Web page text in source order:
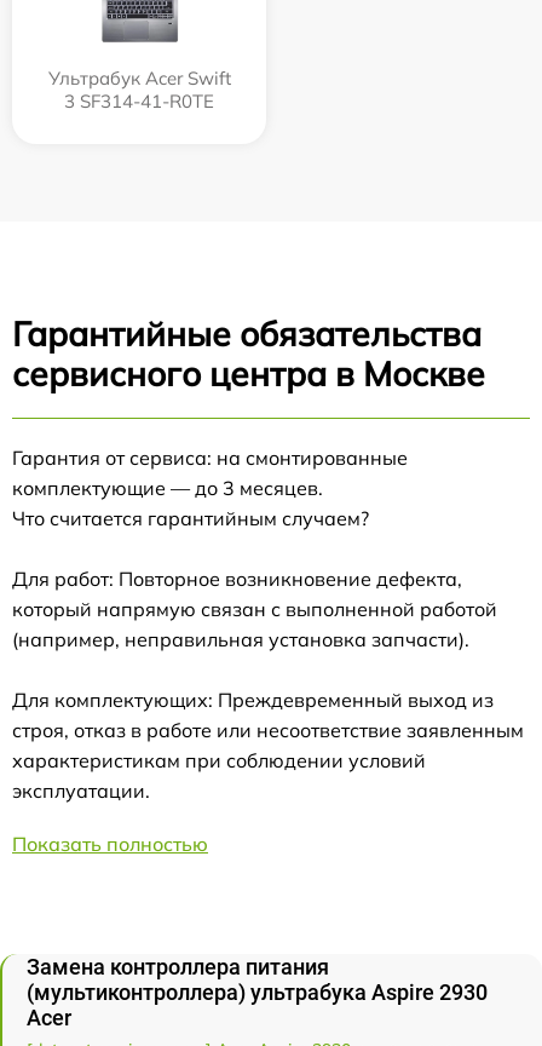
Ультрабук Acer Swift
3 SF314-41-R0TE
Гарантийные обязательства
сервисного центра в Москве
Гарантия от сервиса: на смонтированные
комплектующие — до 3 месяцев.
Что считается гарантийным случаем?
Для работ: Повторное возникновение дефекта,
который напрямую связан с выполненной работой
(например, неправильная установка запчасти).
Для комплектующих: Преждевременный выход из
строя, отказ в работе или несоответствие заявленным
характеристикам при соблюдении условий
эксплуатации.
Показать полностью
Замена контроллера питания
(мультиконтроллера) ультрабука Aspire 2930
Acer